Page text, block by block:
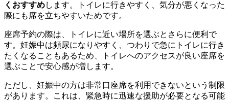
くおすすめします。トイレに行きやすく、気分が悪くなった
際にも席を立ちやすいためです。
座席予約の際は、トイレに近い場所を選ぶとさらに便利で
す。妊娠中は頻尿になりやすく、つわりで急にトイレに行き
たくなることもあるため、トイレへのアクセスが良い座席を
選ぶことで安心感が増します。
ただし、妊娠中の方は非常口座席を利用できないという制限
があります。これは、緊急時に迅速な援助が必要となる可能